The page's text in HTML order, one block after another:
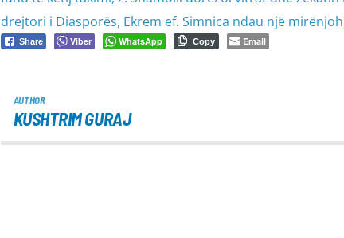
drejtori i Diasporës, Ekrem ef. Simnica ndau një
Share Viber WhatsApp Copy Email
AUTHOR
KUSHTRIM GURAJ